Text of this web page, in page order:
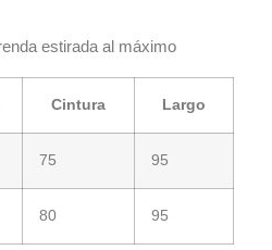
estirada al máximo
Cintura Largo
75 95
80 95